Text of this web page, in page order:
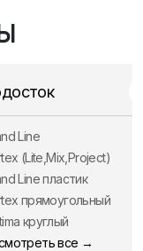
Line
(Lite,Mix,Project)
Line пластик
прямоугольный
круглый
все →